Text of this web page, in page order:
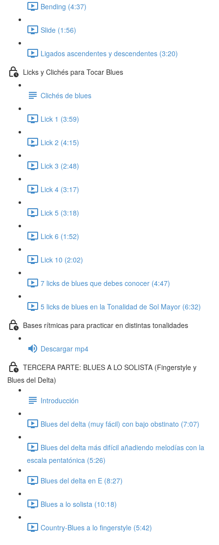
Bending (4:37)
Slide (1:56)
Ligados ascendentes y descendentes (3:20)
Licks y Clichés para Tocar Blues
Clichés de blues
Lick 1 (3:59)
Lick 2 (4:15)
Lick 3 (2:48)
Lick 4 (3:17)
Lick 5 (3:18)
Lick 6 (1:52)
Lick 10 (2:02)
7 licks de blues que debes conocer (4:47)
5 licks de blues en la Tonalidad de Sol Mayor (6:32)
Bases rítmicas para practicar en distintas tonalidades
Descargar mp4
TERCERA PARTE: BLUES A LO SOLISTA (Fingerstyle y
Blues del Delta)
Introducción
Blues del delta (muy fácil) con bajo obstinato (7:07)
Blues del delta más difícil añadiendo melodías con la
escala pentatónica (5:26)
Blues del delta en E (8:27)
Blues a lo solista (10:18)
Country-Blues a lo fingerstyle (5:42)